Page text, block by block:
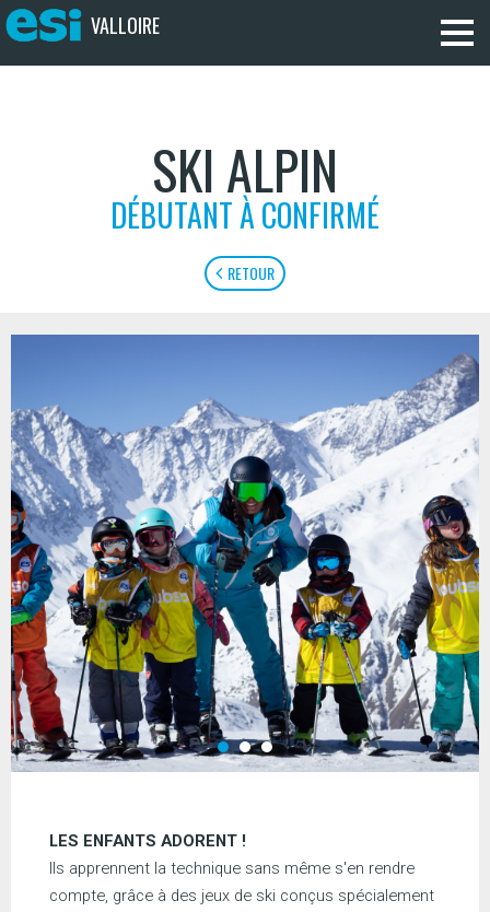
VALLOIRE
SKI ALPIN
DÉBUTANT À CONFIRMÉ
RETOUR
LES ENFANTS ADORENT !
Ils apprennent la technique sans même s'en rendre
compte, grâce à des jeux de ski conçus spécialement